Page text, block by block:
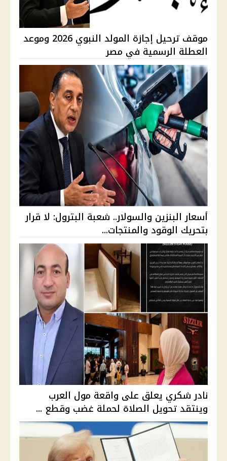
موقف ترحيل إجازة المولد النبوي 2026 وموعد
العطلة الرسمية في مصر
أسعار البنزين والسولار.. شعبة البترول: لا قرار
بتحريك الوقود والمنتجات...
نادر شكري يعلق على واقعة مول العرب
وينتقد تحويل الصلاة لحملة غضب وقطع ...